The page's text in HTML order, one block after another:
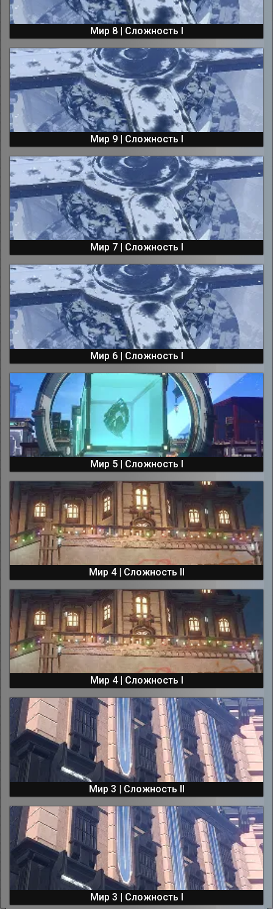
Мир 8 | Сложность I
Мир 9 | Сложность I
Мир 7 | Сложность I
Мир 6 | Сложность I
Мир 5 | Сложность I
Мир 4 | Сложность II
Мир 4 | Сложность I
Мир 3 | Сложность II
Мир 3 | Сложность I